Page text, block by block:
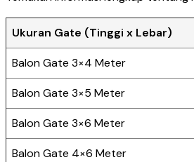
Ukuran Gate (Tinggi x Lebar)
Balon Gate 3×4 Meter
Balon Gate 3×5 Meter
Balon Gate 3×6 Meter
Balon Gate 4×6 Meter